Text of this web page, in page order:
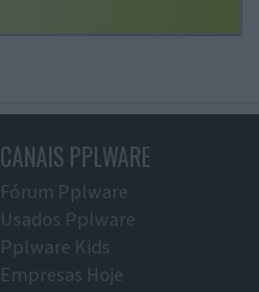
CANAIS PPLWARE
Fórum Pplware
Usados Pplware
Pplware Kids
Empresas Hoje